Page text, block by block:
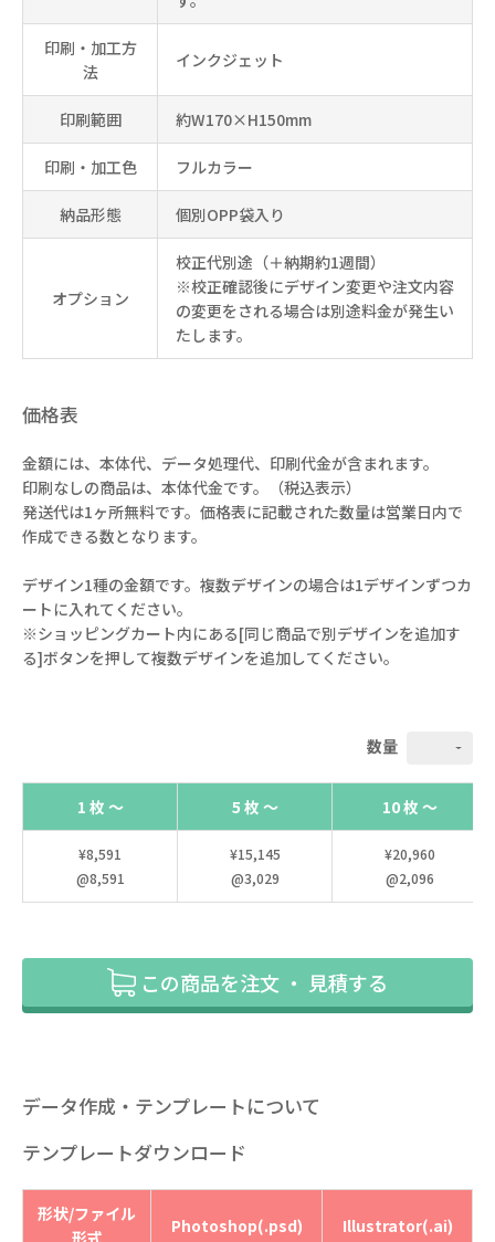
印刷・加工方
法
インクジェット
印刷範囲 約W170×H150mm
印刷・加工色 フルカラー
納品形態 個別OPP袋入り
オプション
校正代別途（＋納期約1週間）
※校正確認後にデザイン変更や注文内容
の変更をされる場合は別途料金が発生い
たします。
価格表
金額には、本体代、データ処理代、印刷代金が含まれます。
印刷なしの商品は、本体代金です。（税込表示）
発送代は1ヶ所無料です。価格表に記載された数量は営業日内で
作成できる数となります。
デザイン1種の金額です。複数デザインの場合は1デザインずつカ
ートに入れてください。
※ショッピングカート内にある[同じ商品で別デザインを追加す
る]ボタンを押して複数デザインを追加してください。
数量
1 枚 ～ 5 枚 ～ 10 枚 ～
¥8,591
@8,591
¥15,145
@3,029
¥20,960
@2,096
この商品を注文 ・ 見積する
データ作成・テンプレートについて
テンプレートダウンロード
形状/ファイル
形式
Photoshop(.psd) Illustrator(.ai)